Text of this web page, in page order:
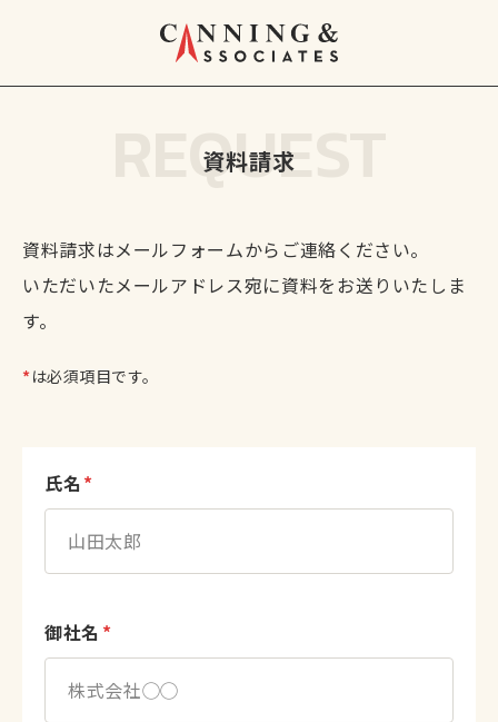
REQUEST
資料請求
資料請求はメールフォームからご連絡ください。
いただいたメールアドレス宛に資料をお送りいたしま
す。
*は必須項目です。
氏名 *
御社名 *